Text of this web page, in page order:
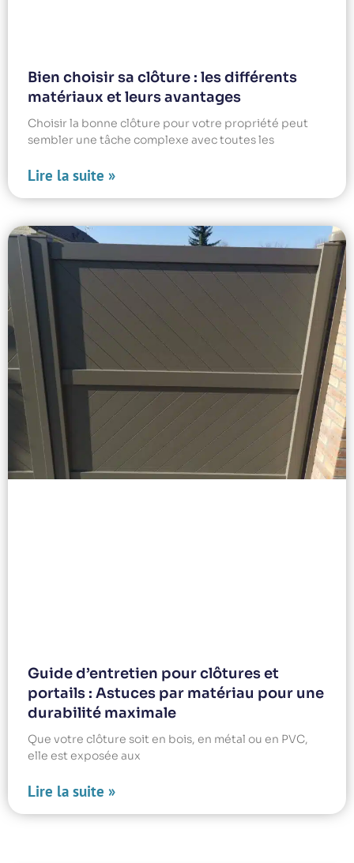
Bien choisir sa clôture : les différents
matériaux et leurs avantages
Choisir la bonne clôture pour votre propriété peut
sembler une tâche complexe avec toutes les
Lire la suite »
Guide d’entretien pour clôtures et
portails : Astuces par matériau pour une
durabilité maximale
Que votre clôture soit en bois, en métal ou en PVC,
elle est exposée aux
Lire la suite »